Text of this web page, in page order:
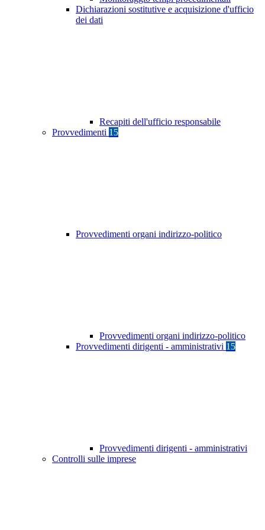
Dichiarazioni sostitutive e acquisizione d'ufficio
dei dati
Recapiti dell'ufficio responsabile
Provvedimenti 15
Provvedimenti organi indirizzo-politico
Provvedimenti organi indirizzo-politico
Provvedimenti dirigenti - amministrativi 15
Provvedimenti dirigenti - amministrativi
Controlli sulle imprese